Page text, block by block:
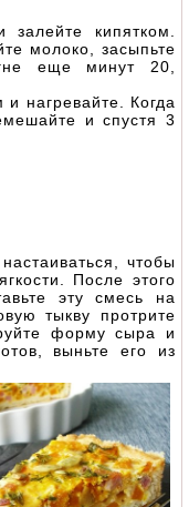
кипятком.
молоко, засыпьте
еще минут 20,
нагревайте. Когда
и спустя 3
чтобы
После этого
эту смесь на
тыкву протрите
форму сыра и
выньте его из